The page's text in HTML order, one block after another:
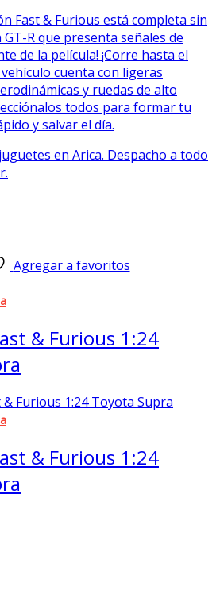
Fast & Furious está completa sin
GT-R que presenta señales de
de la película! ¡Corre hasta el
cuenta con ligeras
y ruedas de alto
todos para formar tu
y salvar el día.
en Arica. Despacho a todo
Agregar a favoritos
& Furious 1:24
& Furious 1:24